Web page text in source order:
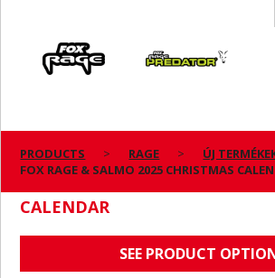
Predator
PRODUCTS RAGE
ÚJ
FOX RAGE & SALMO 2025 CHRISTMAS
CALENDAR
SEE PRODUCT